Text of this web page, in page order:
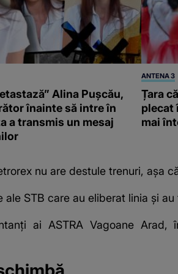
Alina Pușcău,
înainte să intre în
a transmis un mesaj
ANTENA 3
Țara
plecat
mai
nu are destule trenuri, așa
STB care au eliberat linia și
ai ASTRA Vagoane Arad,